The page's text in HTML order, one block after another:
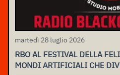
martedì 28 luglio 2026
RBO AL FESTIVAL DELLA
MONDI ARTIFICIALI CHE